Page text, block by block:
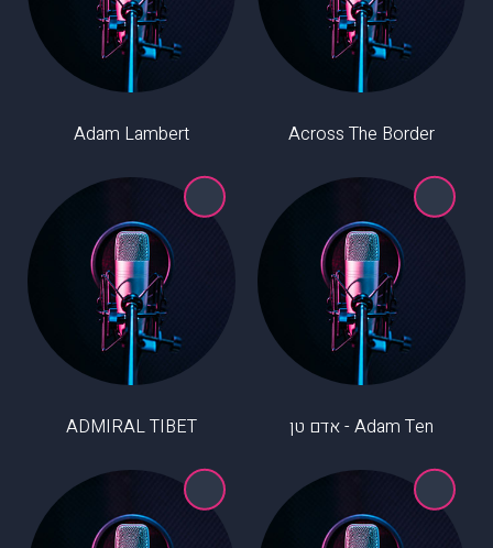
Across The Border
Adam Lambert
Adam Ten - אדם טן ADMIRAL TIBET